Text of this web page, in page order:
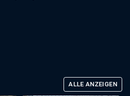
ALLE ANZEIGEN